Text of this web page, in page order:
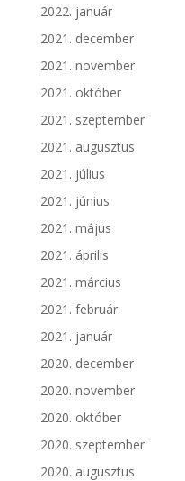
2022. január
2021. december
2021. november
2021. október
2021. szeptember
2021. augusztus
2021. július
2021. június
2021. május
2021. április
2021. március
2021. február
2021. január
2020. december
2020. november
2020. október
2020. szeptember
2020. augusztus